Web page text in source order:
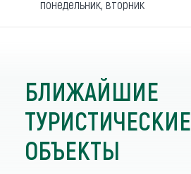
понедельник, вторник
БЛИЖАЙШИЕ
ТУРИСТИЧЕСКИЕ
ОБЪЕКТЫ